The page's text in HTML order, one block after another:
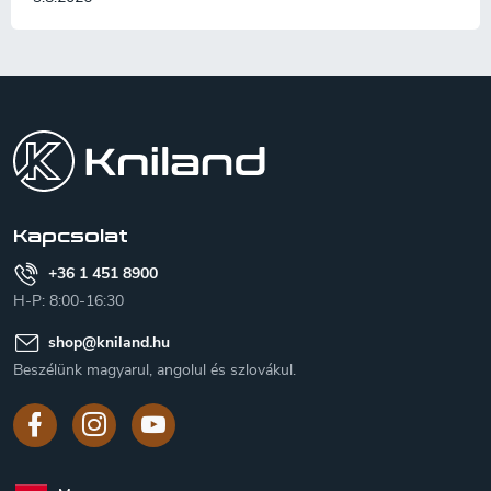
Kapcsolat
+36 1 451 8900
H-P: 8:00-16:30
shop@kniland.hu
Beszélünk magyarul, angolul és szlovákul.